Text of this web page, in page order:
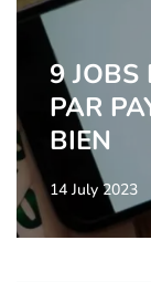
9 JOBS
PAR
BIEN
14 July 2023